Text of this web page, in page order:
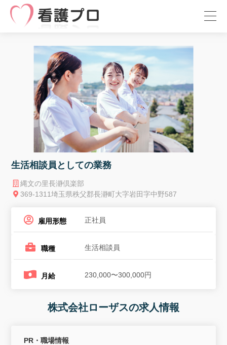
生活相談員としての業務
縄文の里長瀞倶楽部
369-1311埼玉県秩父郡長瀞町大字岩田字中野587
雇用形態 正社員
職種 生活相談員
月給 230,000〜300,000円
株式会社ローザスの求人情報
PR・職場情報